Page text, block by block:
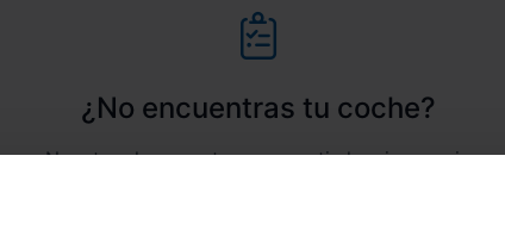
¿No encuentras tu coche?
Nosotros lo encontramos por ti al mejor precio